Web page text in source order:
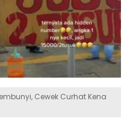
Cewek Curhat Kena